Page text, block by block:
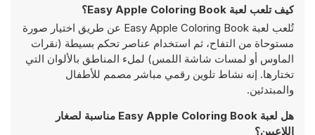
كيف تلعب لعبة Easy Apple Coloring Book؟
تُلعب لعبة Easy Apple Coloring Book عن طريق اختيار صورة
مستوحاة من التفاح، ثم استخدام عناصر تحكم بسيطة (نقرات
الماوس أو لمسات شاشة اللمس) لملء المناطق بالألوان التي
تختارها. إنه نشاط تلوين رقمي مباشر مصمم للأطفال
والمبتدئين.
هل لعبة Easy Apple Coloring Book مناسبة لصغار
اللاعبين؟